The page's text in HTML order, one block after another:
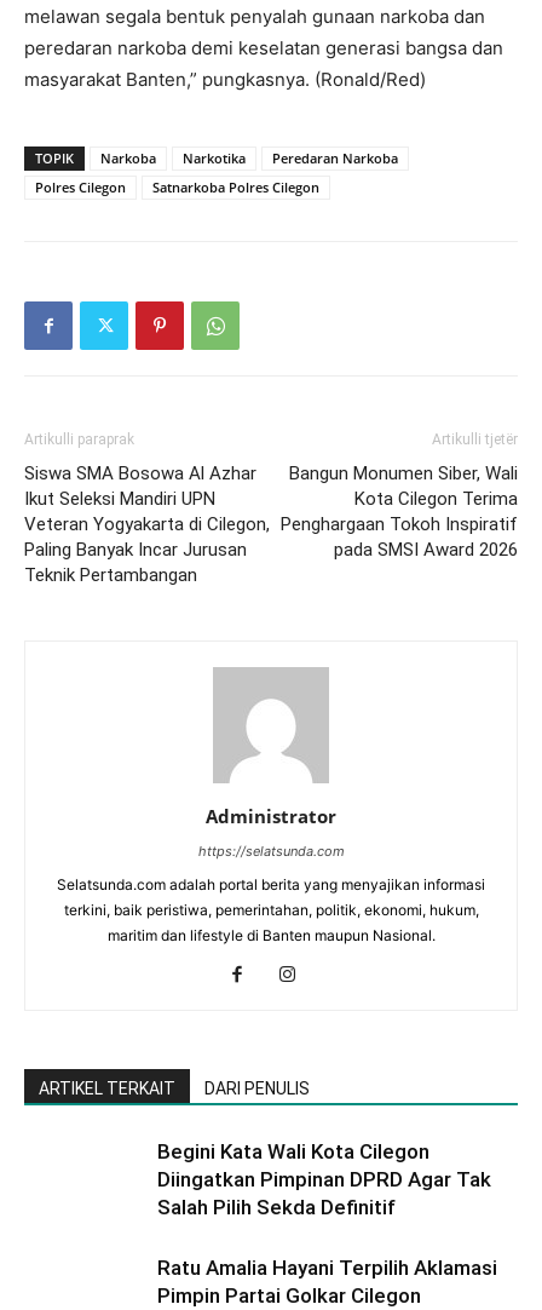
melawan segala bentuk penyalah gunaan narkoba dan
peredaran narkoba demi keselatan generasi bangsa dan
masyarakat Banten,” pungkasnya. (Ronald/Red)
TOPIK Narkoba Narkotika
Peredaran Narkoba
Polres Cilegon
Satnarkoba Polres Cilegon
Artikulli paraprak
Siswa SMA Bosowa Al Azhar
Ikut Seleksi Mandiri UPN
Veteran Yogyakarta di Cilegon,
Paling Banyak Incar Jurusan
Teknik Pertambangan
Artikulli tjetër
Bangun Monumen Siber, Wali
Kota Cilegon Terima
Penghargaan Tokoh Inspiratif
pada SMSI Award 2026
Administrator
https://selatsunda.com
Selatsunda.com adalah portal berita yang menyajikan informasi
terkini, baik peristiwa, pemerintahan, politik, ekonomi, hukum,
maritim dan lifestyle di Banten maupun Nasional.
ARTIKEL TERKAIT DARI PENULIS
Begini Kata Wali Kota Cilegon
Diingatkan Pimpinan DPRD Agar Tak
Salah Pilih Sekda Definitif
Ratu Amalia Hayani Terpilih Aklamasi
Pimpin Partai Golkar Cilegon